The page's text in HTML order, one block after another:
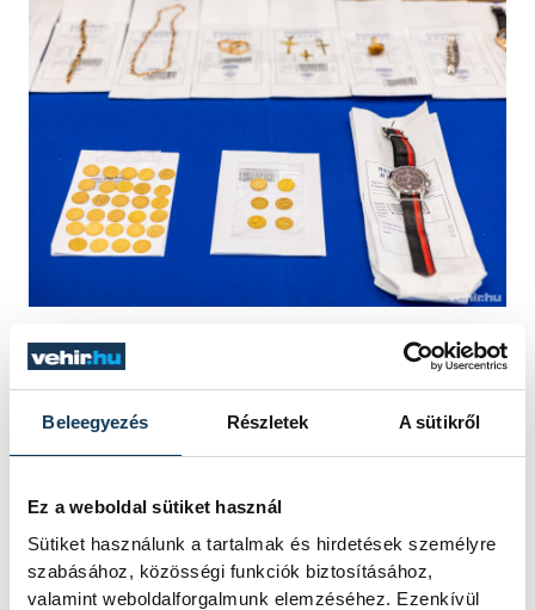
Beleegyezés Részletek A sütikről
Ez a weboldal sütiket használ
Sütiket használunk a tartalmak és hirdetések személyre
szabásához, közösségi funkciók biztosításához,
valamint weboldalforgalmunk elemzéséhez. Ezenkívül
A rendőrség keresi a további hiányzó
értékeket, illetve körözést adott ki a
bűncselekmény elkövetésével
felkutatása érdekében, mondta el a
nyomozás részleteit Dobosi Ádám.